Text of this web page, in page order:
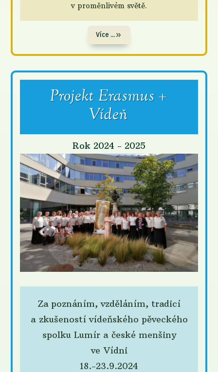
v proměnlivém světě.
Více ...
Projekt Erasmus +
Vídeň
Rok 2024 - 2025
Za poznáním, vzděláním, tradicí
a zkušeností vídeňského pěveckého
spolku Lumír a české menšiny
ve Vídni
18.-23.9.2024